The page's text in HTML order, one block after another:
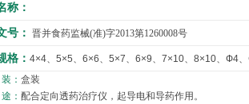
称：
号： 晋并食药监械(准)字2013第1260008号
格： 4×4、5×5、6×6、5×7、6×9、7×10、8×10、Ф4
： 盒装
： 配合定向透药治疗仪，起导电和导药作用。